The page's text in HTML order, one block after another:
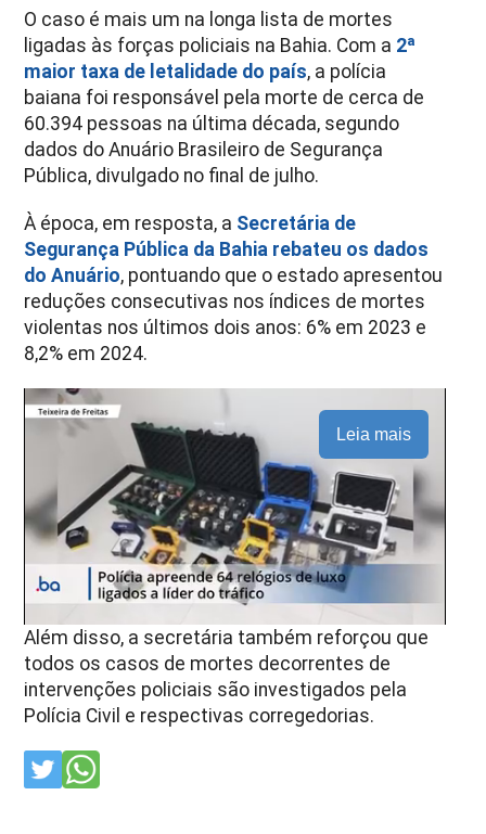
O caso é mais um na longa lista de mortes
ligadas às forças policiais na Bahia. Com a 2ª
maior taxa de letalidade do país, a polícia
baiana foi responsável pela morte de cerca de
60.394 pessoas na última década, segundo
dados do Anuário Brasileiro de Segurança
Pública, divulgado no final de julho.
À época, em resposta, a Secretária de
Segurança Pública da Bahia rebateu os dados
do Anuário, pontuando que o estado apresentou
reduções consecutivas nos índices de mortes
violentas nos últimos dois anos: 6% em 2023 e
8,2% em 2024.
Leia mais
Além disso, a secretária também reforçou que
todos os casos de mortes decorrentes de
intervenções policiais são investigados pela
Polícia Civil e respectivas corregedorias.